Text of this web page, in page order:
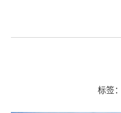
标签：